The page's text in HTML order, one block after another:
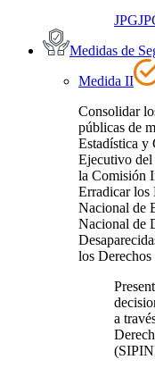
JPG
Medidas de
Medida II
Consolidar
públicas de
Estadística y
Ejecutivo del
la Comisión
Erradicar los
Nacional de
Nacional de
los
a